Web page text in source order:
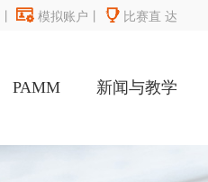
 模拟账户  比赛直 达
PAMM 新闻与教学